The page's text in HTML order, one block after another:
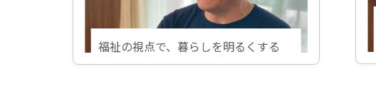
福祉の視点で、暮らしを明るくする